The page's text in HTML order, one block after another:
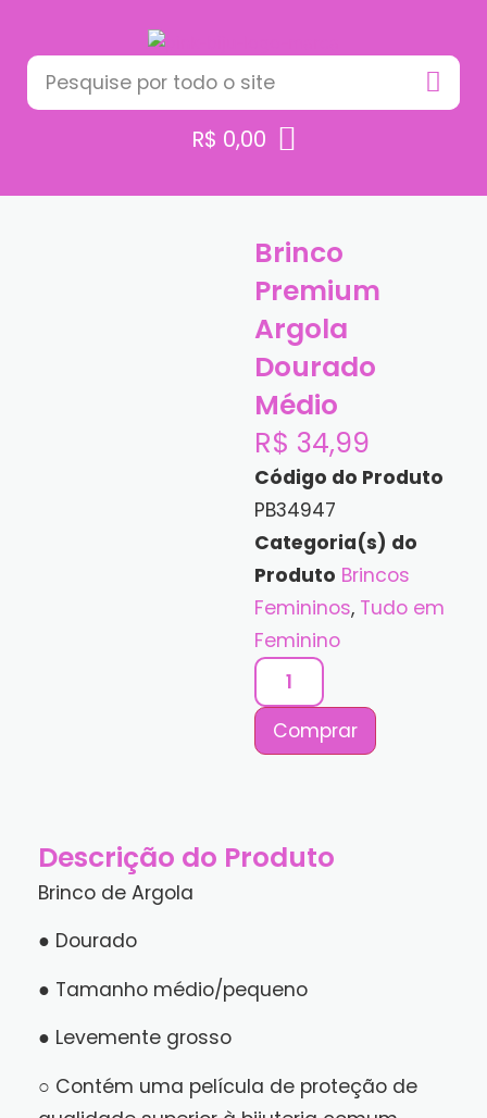
R$ 0,00
Brinco
Premium
Argola
Dourado
Médio
R$ 34,99
Código do Produto
PB34947
Categoria(s) do
Produto Brincos
Femininos, Tudo em
Feminino
Comprar
Descrição do Produto
Brinco de Argola
● Dourado
● Tamanho médio/pequeno
● Levemente grosso
○ Contém uma película de proteção de